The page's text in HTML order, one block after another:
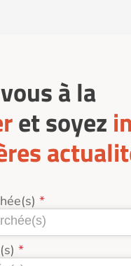
à la
et soyez